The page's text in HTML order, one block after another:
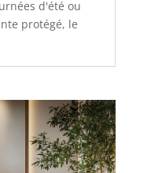
d'été ou
protégé, le